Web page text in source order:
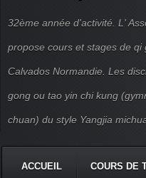
32ème année d'activité. L'
propose cours et stages de
Calvados Normandie. Les
gong ou tao yin chi kung
chuan) du style Yangjia
ACCUEIL COURS DE